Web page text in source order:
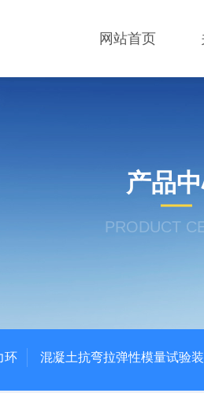
网站首页
产品
PRODUCT
环 混凝土抗弯拉弹性模量试验